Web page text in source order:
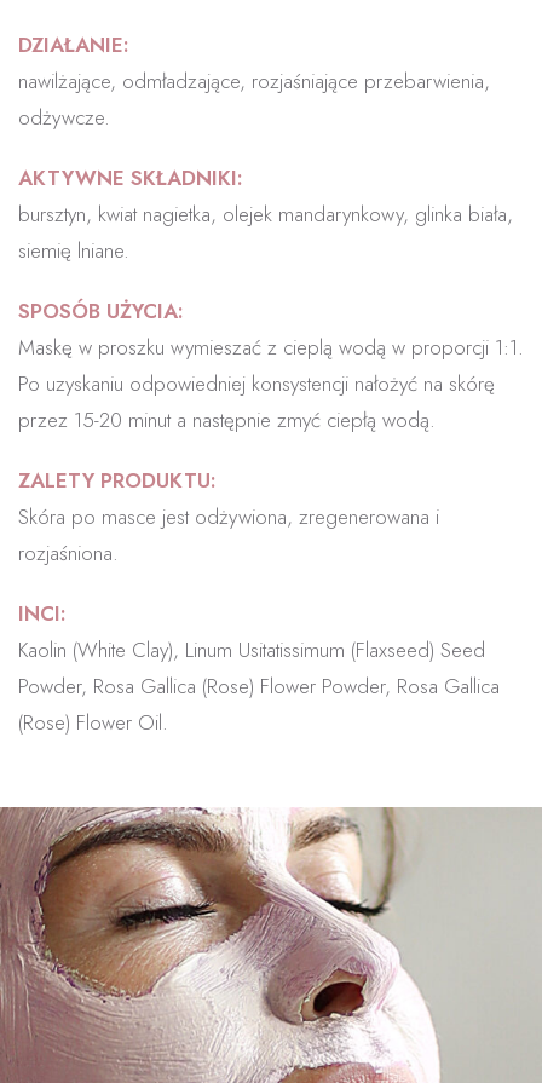
DZIAŁANIE:
nawilżające, odmładzające, rozjaśniające przebarwienia,
odżywcze.
AKTYWNE SKŁADNIKI:
bursztyn, kwiat nagietka, olejek mandarynkowy, glinka biała,
siemię lniane.
SPOSÓB UŻYCIA:
Maskę w proszku wymieszać z cieplą wodą w proporcji 1:1.
Po uzyskaniu odpowiedniej konsystencji nałożyć na skórę
przez 15-20 minut a następnie zmyć ciepłą wodą.
ZALETY PRODUKTU:
Skóra po masce jest odżywiona, zregenerowana i
rozjaśniona.
INCI:
Kaolin (White Clay), Linum Usitatissimum (Flaxseed) Seed
Powder, Rosa Gallica (Rose) Flower Powder, Rosa Gallica
(Rose) Flower Oil.